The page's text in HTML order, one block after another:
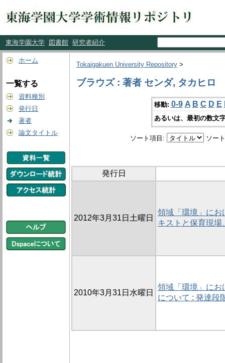
東海学園大学 図書館 研究者紹介
ホーム
一覧する
資料種別
発行日
著者
論文タイトル
Tokaigakuen University Repository >
ブラウズ : 著者 センダ, タカヒロ
移動: 0-9 A B C D E
あるいは、最初の数文
ソート項目: ソー
発行日
2012年3月31日土曜日
領域「環境」にお
キストと保育現
2010年3月31日水曜日
領域「環境」にお
について : 発達段